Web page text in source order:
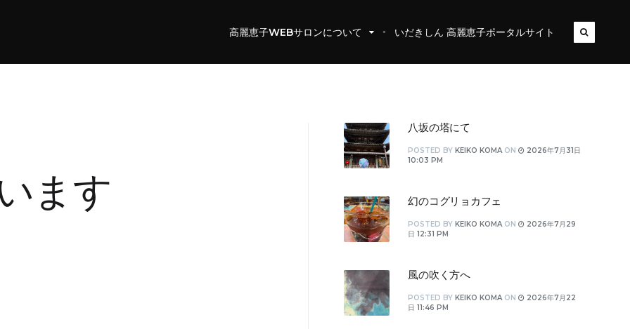
高麗恵子WEBサロンについて いだきしん 高麗恵子ポータルサイト
ます
八坂の塔にて
POSTED BY KEIKO KOMA ON
2026年7月31日
10:03 PM
幻のコグリョカフェ
POSTED BY KEIKO KOMA ON
2026年7月29
日 12:31 PM
風の吹く方へ
POSTED BY KEIKO KOMA ON
2026年7月22
日 11:46 PM